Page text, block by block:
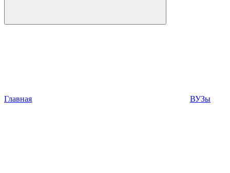
Главная ВУЗы